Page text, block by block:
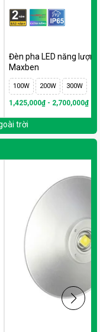
Đèn pha LED năng
Maxben
100W 200W 300W
1,425,000₫ - 2,700,000₫
trời